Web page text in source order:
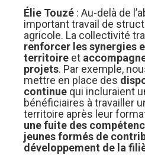
Élie Touzé : Au-delà de
important travail de
agricole. La collectivité
renforcer les synergies
territoire et
projets. Par exemple,
mettre en place des
continue qui incluraient
bénéficiaires à travailler
territoire après leur
une fuite des
jeunes formés de
développement de la